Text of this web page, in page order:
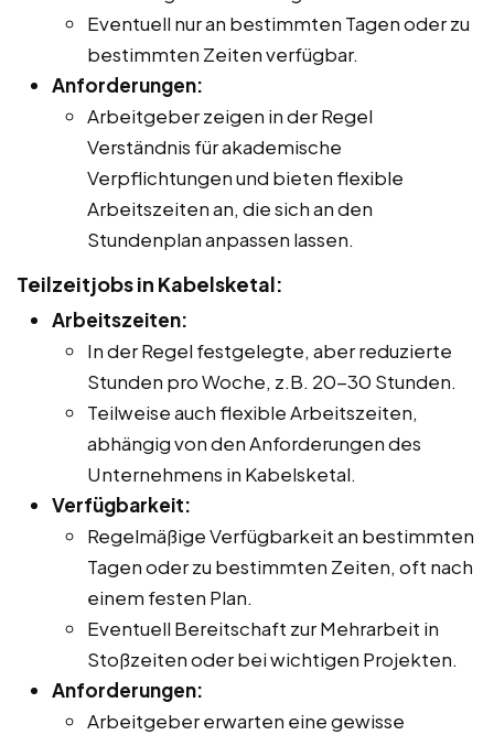
Eventuell nur an bestimmten Tagen oder zu
bestimmten Zeiten verfügbar.
Anforderungen:
Arbeitgeber zeigen in der Regel
Verständnis für akademische
Verpflichtungen und bieten flexible
Arbeitszeiten an, die sich an den
Stundenplan anpassen lassen.
Teilzeitjobs in Kabelsketal:
Arbeitszeiten:
In der Regel festgelegte, aber reduzierte
Stunden pro Woche, z.B. 20-30 Stunden.
Teilweise auch flexible Arbeitszeiten,
abhängig von den Anforderungen des
Unternehmens in Kabelsketal.
Verfügbarkeit:
Regelmäßige Verfügbarkeit an bestimmten
Tagen oder zu bestimmten Zeiten, oft nach
einem festen Plan.
Eventuell Bereitschaft zur Mehrarbeit in
Stoßzeiten oder bei wichtigen Projekten.
Anforderungen:
Arbeitgeber erwarten eine gewisse